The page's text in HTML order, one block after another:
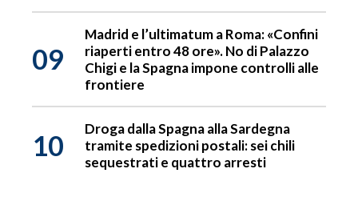
09
Madrid e l’ultimatum a Roma: «Confini
riaperti entro 48 ore». No di Palazzo
Chigi e la Spagna impone controlli alle
frontiere
10
Droga dalla Spagna alla Sardegna
tramite spedizioni postali: sei chili
sequestrati e quattro arresti